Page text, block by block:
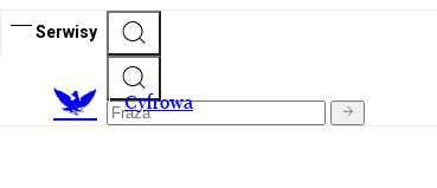
Serwisy
Cyfrowa